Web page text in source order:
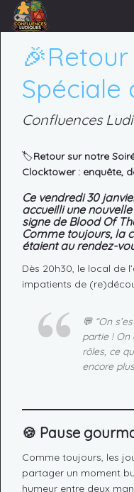
ACCUEIL
ADHÉRER
AGENDA
ACTUS
LUDOTHÈQUE
PARTENAIRES
PRESSE
CONNEXION
Spéciale
Confluences
🏷️Retour sur notre
Clocktower : enquête,
Ce vendredi 30
accueilli une nouvelle
signe de Blood Of
Comme toujours, la
étaient au rendez-
Dès 20h30, le local de
impatients de
💬 “On
partie ! On
rôles, ce
encore
🍪 Pause
Comme toujours, les
partager un moment
humeur entre deux